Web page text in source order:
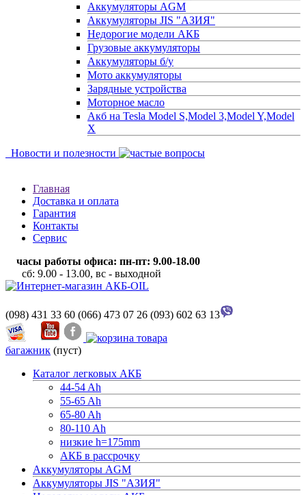
Аккумуляторы AGM
Аккумуляторы JIS "АЗИЯ"
Недорогие модели АКБ
Грузовые аккумуляторы
Аккумуляторы б/у
Мото аккумуляторы
Зарядные устройства
Моторное масло
Акб на Tesla Model S,Model 3,Model Y,Model
X
Новости и полезности
Главная
Доставка и оплата
Гарантия
Контакты
Сервис
часы работы офиса: пн-пт: 9.00-18.00
сб: 9.00 - 13.00, вс - выходной
(098) 431 33 60 (066) 473 07 26 (093) 602 63 13
багажник (пуст)
Каталог легковых АКБ
44-54 Ah
55-65 Ah
65-80 Ah
80-110 Ah
низкие h=175mm
АКБ в рассрочку
Аккумуляторы AGM
Аккумуляторы JIS "АЗИЯ"